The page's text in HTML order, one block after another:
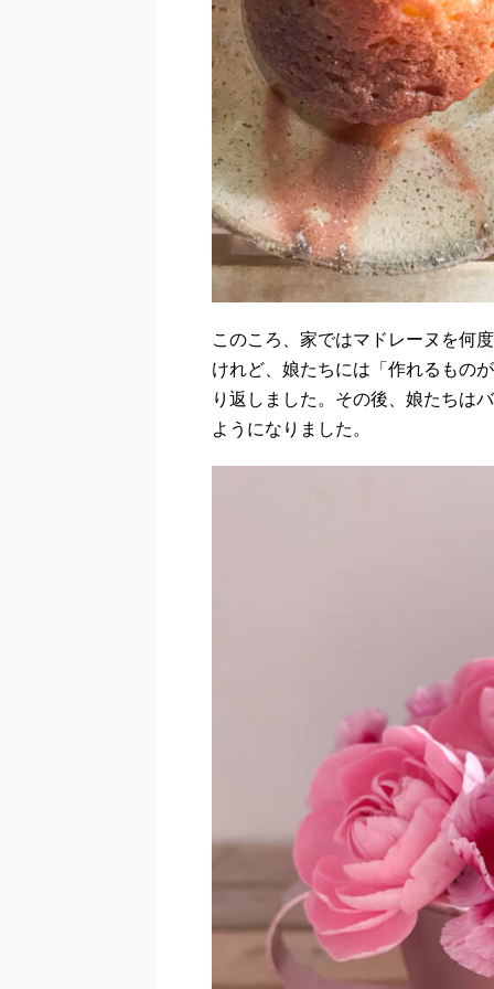
このころ、家ではマドレーヌを何
けれど、娘たちには「作れるもの
り返しました。その後、娘たちは
ようになりました。